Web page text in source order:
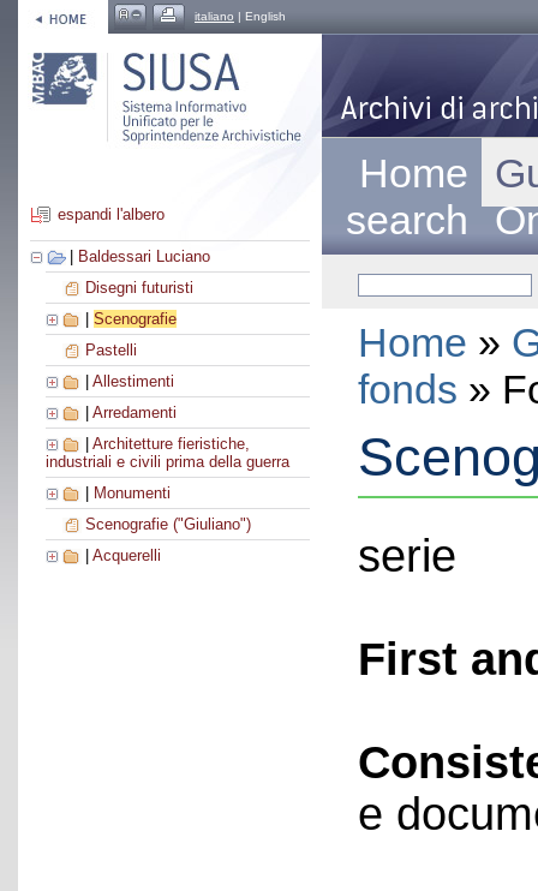
italiano | English
espandi l'albero
Baldessari Luciano
Disegni futuristi
Scenografie
Pastelli
Allestimenti
Arredamenti
Architetture fieristiche,
industriali e civili prima della guerra
Monumenti
Scenografie ("Giuliano")
Acquerelli
Home
search
Home »
fonds »
serie
First
e